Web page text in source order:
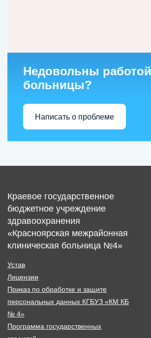
Недовольны работой
больницы?
Написать о проблеме
Краевое государственное
бюджетное учреждение
здравоохранения
«Красноярская межрайонная
клиническая больница №4»
Устав
Лицензии
Приказ по обработке и защите
персональных данных КГБУЗ «КМ КБ
№ 4»
Программа государственных